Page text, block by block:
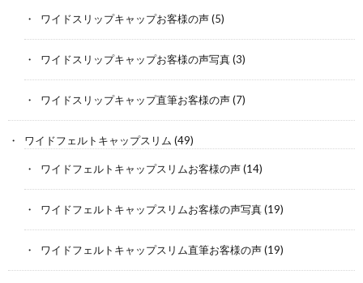
ワイドスリップキャップお客様の声(5)
ワイドスリップキャップお客様の声写真(3)
ワイドスリップキャップ直筆お客様の声(7)
ワイドフェルトキャップスリム (49)
ワイドフェルトキャップスリムお客様の声(14)
ワイドフェルトキャップスリムお客様の声写真(19)
ワイドフェルトキャップスリム直筆お客様の声(19)